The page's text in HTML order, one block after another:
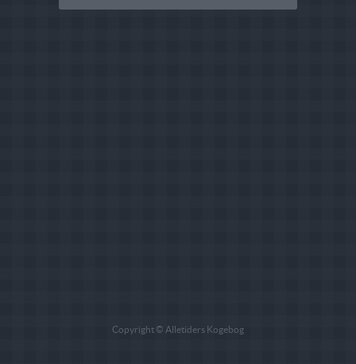
Copyright © Alletiders Kogebog